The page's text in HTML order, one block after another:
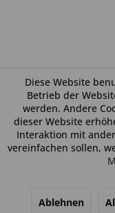
Diese Website
Betrieb der
werden. Andere
dieser Website
Interaktion mit
vereinfachen sollen,
Ablehnen